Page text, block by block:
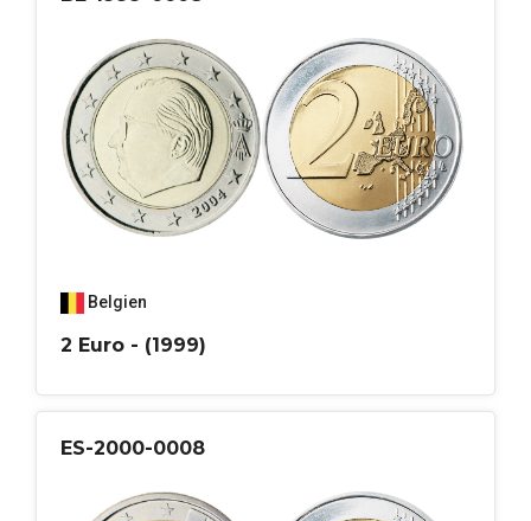
Belgien
2 Euro - (1999)
ES-2000-0008